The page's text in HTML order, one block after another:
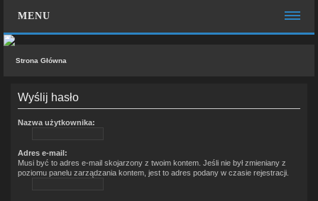
MENU
Zespół administracyjny
FAQ
MOTO CHAT
ZALOGUJ SIĘ
Strona Główna
Wyślij hasło
Nazwa użytkownika:
Adres e-mail:
Musi być to adres e-mail skojarzony z twoim kontem. Jeśli nie był zmieniany z
poziomu panelu zarządzania kontem, jest to adres podany w czasie rejestracji.